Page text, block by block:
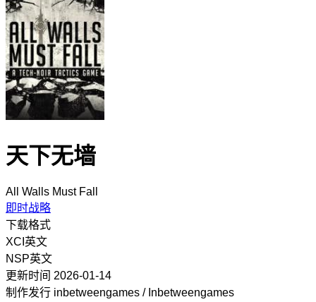
天下无墙
All Walls Must Fall
即时战略
下载格式
XCI 英文
NSP英文
更新时间 2026-01-14
制作发行 inbetweengames / Inbetweengames